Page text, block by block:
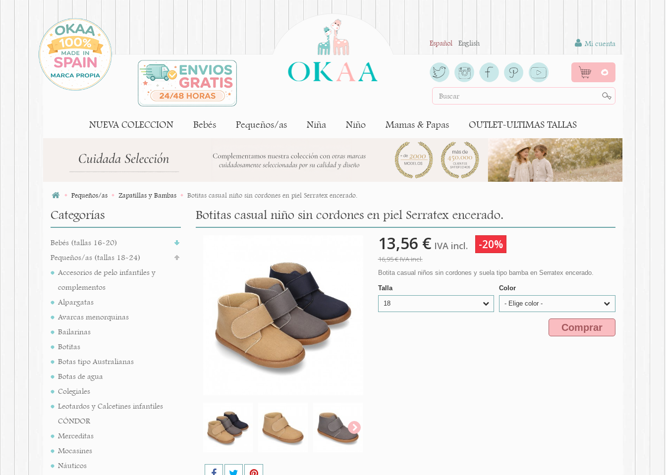
Español English Mi cuenta
0
NUEVA COLECCION Bebés Pequeños/as Niña Niño Mamas & Papas OUTLET-ULTIMAS TALLAS
Pequeños/as Zapatillas y Bambas Botitas casual niño sin cordones en piel Serratex encerado.
Categorías
Bebés (tallas 16-20)
Pequeños/as (tallas 18-24)
Accesorios de pelo infantiles y
complementos
Alpargatas
Avarcas menorquinas
Bailarinas
Botitas
Botas tipo Australianas
Botas de agua
Colegiales
Leotardos y Calcetines infantiles
CÓNDOR
Merceditas
Mocasines
Náuticos
Botitas casual niño sin cordones en piel Serratex encerado.
13,56 € IVA incl. -20%
16,95 €IVA incl.
Botita casual niños sin cordones y suela tipo bamba en Serratex encerado.
Talla
18
Color
- Elige color -
Comprar